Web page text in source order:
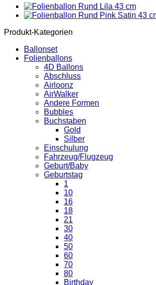
Produkt-Kategorien
Ballonset
Folienballons
4D Ballons
Abschluss
Airloonz
AirWalker
Andere Formen
Bubbles
Buchstaben
Gold
Silber
Einschulung
Fahrzeug/Flugzeug
Geburt/Baby
Geburtstag
1
10
16
18
21
30
40
50
60
70
80
Birthday